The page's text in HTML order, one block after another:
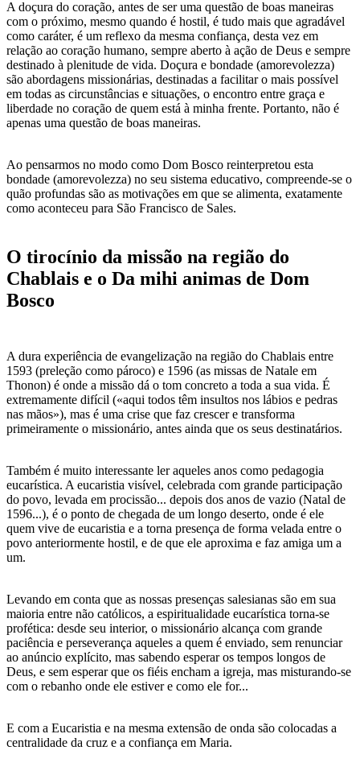
A doçura do coração, antes de ser uma questão de boas maneiras
com o próximo, mesmo quando é hostil, é tudo mais que agradável
como caráter, é um reflexo da mesma confiança, desta vez em
relação ao coração humano, sempre aberto à ação de Deus e sempre
destinado à plenitude de vida. Doçura e bondade (amorevolezza)
são abordagens missionárias, destinadas a facilitar o mais possível
em todas as circunstâncias e situações, o encontro entre graça e
liberdade no coração de quem está à minha frente. Portanto, não é
apenas uma questão de boas maneiras.
Ao pensarmos no modo como Dom Bosco reinterpretou esta
bondade (amorevolezza) no seu sistema educativo, compreende-se o
quão profundas são as motivações em que se alimenta, exatamente
como aconteceu para São Francisco de Sales.
O tirocínio da missão na região do
Chablais e o Da mihi animas de Dom
Bosco
A dura experiência de evangelização na região do Chablais entre
1593 (preleção como pároco) e 1596 (as missas de Natale em
Thonon) é onde a missão dá o tom concreto a toda a sua vida. É
extremamente difícil («aqui todos têm insultos nos lábios e pedras
nas mãos»), mas é uma crise que faz crescer e transforma
primeiramente o missionário, antes ainda que os seus destinatários.
Também é muito interessante ler aqueles anos como pedagogia
eucarística. A eucaristia visível, celebrada com grande participação
do povo, levada em procissão... depois dos anos de vazio (Natal de
1596...), é o ponto de chegada de um longo deserto, onde é ele
quem vive de eucaristia e a torna presença de forma velada entre o
povo anteriormente hostil, e de que ele aproxima e faz amiga um a
um.
Levando em conta que as nossas presenças salesianas são em sua
maioria entre não católicos, a espiritualidade eucarística torna-se
profética: desde seu interior, o missionário alcança com grande
paciência e perseverança aqueles a quem é enviado, sem renunciar
ao anúncio explícito, mas sabendo esperar os tempos longos de
Deus, e sem esperar que os fiéis encham a igreja, mas misturando-se
com o rebanho onde ele estiver e como ele for...
E com a Eucaristia e na mesma extensão de onda são colocadas a
centralidade da cruz e a confiança em Maria.